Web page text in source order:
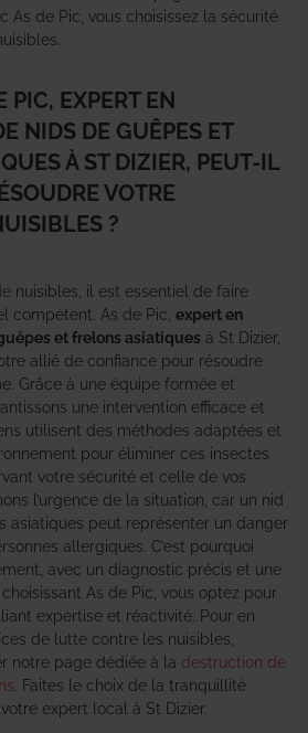
As de Pic, vous choisissez la sécurité
PIC, EXPERT EN
NIDS DE GUÊPES ET
À ST DIZIER, PEUT-IL
VOTRE
?
nuisibles, il est essentiel de faire
compétent. As de Pic, expert en
et frelons asiatiques à St Dizier,
allié de confiance pour résoudre
Grâce à une équipe formée et
une intervention efficace et
utilisent des méthodes adaptées et
pour éliminer ces insectes
votre sécurité et celle de vos
l’urgence de la situation, car un nid
asiatiques peut représenter un danger
allergiques. C’est pourquoi
avec un diagnostic précis et une
As de Pic, vous optez pour
expertise et réactivité. Pour en
de lutte contre les nuisibles,
notre page dédiée à la destruction de
. Faites le choix de la tranquillité
expert local à St Dizier.